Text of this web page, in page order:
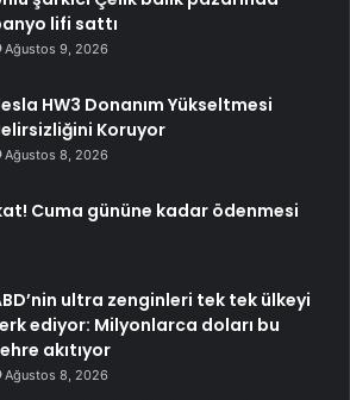
lifi sattı
Ağustos 9, 2026
HW3 Donanım Yükseltmesi
Koruyor
Ağustos 8, 2026
Cuma gününe kadar ödenmesi
ultra zenginleri tek tek ülkeyi
ediyor: Milyonlarca doları bu
akıtıyor
Ağustos 8, 2026